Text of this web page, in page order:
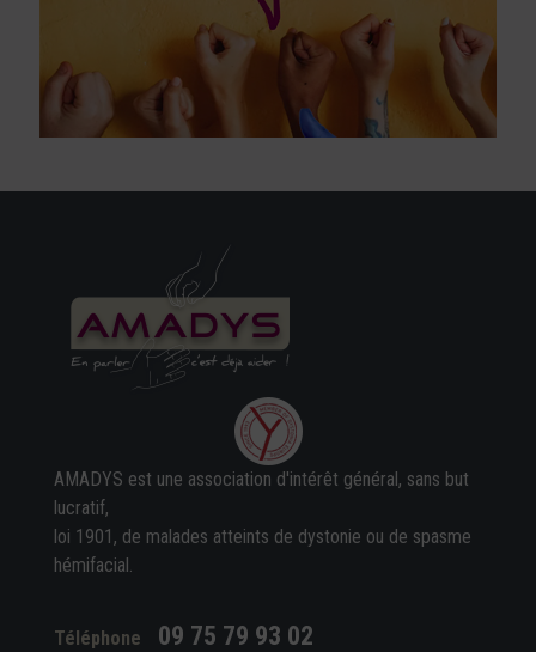
AMADYS est une association d'intérêt général, sans but
lucratif,
loi 1901, de malades atteints de dystonie ou de spasme
hémifacial.
Téléphone 09 75 79 93 02